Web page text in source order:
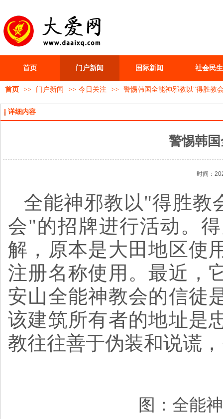
首页 门户新闻 国际新闻 社会民生
首页 >> 门户新闻 >> 今日关注 >> 警惕韩国全能神邪教以"得胜教
详细内容
警惕韩
时间：
全能神邪教以"得胜教
会"的招牌进行活动。
解，原本是大田地区使
注册名称使用。最近，
安山全能神教会的信徒
该建筑所有者的地址是
教往往善于伪装和说谎
图：全能